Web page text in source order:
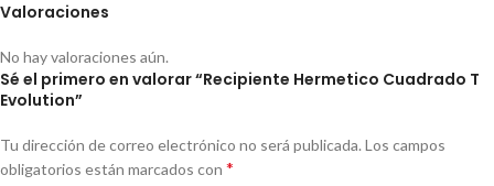
Valoraciones
No hay valoraciones aún.
Sé el primero en valorar “Recipiente Hermetico Cuadrado T
Evolution”
Tu dirección de correo electrónico no será publicada. Los campos
obligatorios están marcados con *